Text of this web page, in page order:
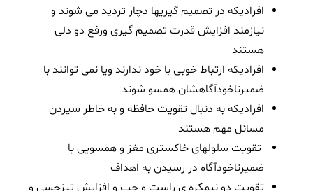
افرادیکه در تصمیم گیریها دچار تردید می شوند و
نیازمند افزایش قدرت تصمیم گیری ورفع دو دلی
هستند
افرادیکه ارتباط خوبی با خود ندارند ویا نمی توانند با
ضمیرناخودآگاهشان همسو شوند
افرادیکه به دنبال تقویت حافظه و به خاطر سپردن
مسائل مهم هستند
تقویت سلولهای خاکستری مغز و همسویی با
ضمیرناخودآگاه در رسیدن به اهداف
تقویت دو نیمکره ی راست و چپ و افزایش تیزحسی و